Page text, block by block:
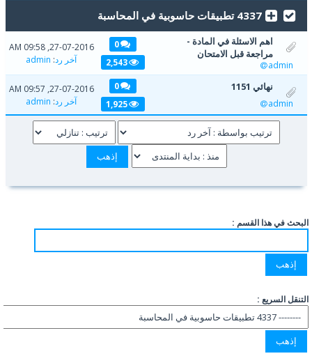
4337 تطبيقات حاسوبية في المحاسبة
اهم الاسئلة في المادة -
مراجعة قبل الامتحان
admin
0
2,543
27-07-2016, 09:58 AM
آخر رد:
admin
نهائي 1151
admin
0
1,925
27-07-2016, 09:57 AM
آخر رد:
admin
البحث في هذا القسم :
التنقل السريع :